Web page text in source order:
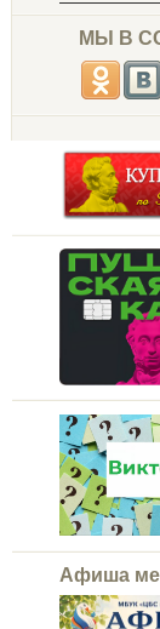
МЫ В
Афиша